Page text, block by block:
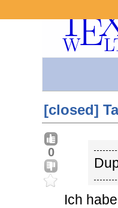
[closed]
0
Ich